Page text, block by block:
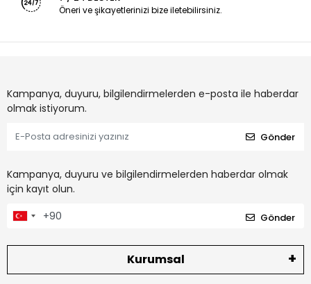
Öneri ve şikayetlerinizi bize iletebilirsiniz.
Kampanya, duyuru, bilgilendirmelerden e-posta ile haberdar
olmak istiyorum.
Gönder
Kampanya, duyuru ve bilgilendirmelerden haberdar olmak
için kayıt olun.
Gönder
Kurumsal